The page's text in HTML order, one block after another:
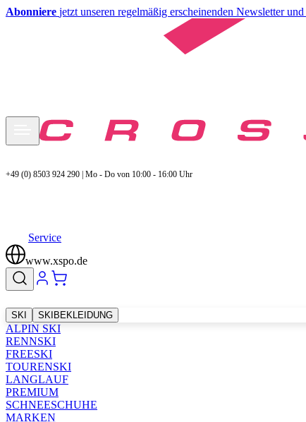
Abonniere jetzt unseren regelmäßig erscheinenden Newsletter und
+49 (0) 8503 924 290 | Mo - Do von 10:00 - 16:00 Uhr
Service
www.xspo.de
SKI SKIBEKLEIDUNG
ALPIN SKI
RENNSKI
FREESKI
TOURENSKI
LANGLAUF
PREMIUM
SCHNEESCHUHE
MARKEN